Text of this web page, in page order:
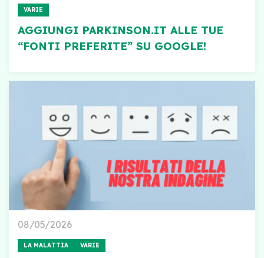
VARIE
AGGIUNGI PARKINSON.IT ALLE TUE
“FONTI PREFERITE” SU GOOGLE!
08/05/2026
LA MALATTIA VARIE